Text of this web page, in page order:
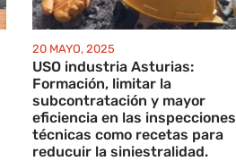
20 MAYO, 2025
USO industria Asturias:
Formación, limitar la
subcontratación y mayor
eficiencia en las inspecciones
técnicas como recetas para
reducuir la siniestralidad.